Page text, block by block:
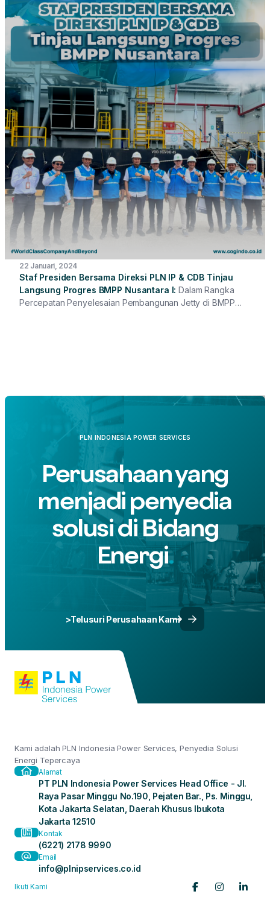
serikat pekerja dari berbagai unit di seluruh Indonesia.
Kehadiran Direksi yang turut mengenakan seragam serikat
pekerja menjadi simbol nyata sinergi, kebersamaan, dan
keterbukaan manajemen bersama seluruh pegawai.
22 Januari, 2024
Staf Presiden Bersama Direksi PLN IP & CDB Tinjau
Langsung Progres BMPP Nusantara I Dalam Rangka
Percepatan Penyelesaian Pembangunan Jetty di BMPP
PLN INDONESIA POWER SERVICES
Perusahaan yang
menjadi penyedia
solusi di Bidang
Energi
>Telusuri Perusahaan Kami
Kami adalah PLN Indonesia Power Services, Penyedia Solusi
Energi Tepercaya
Alamat
PT PLN Indonesia Power Services Head Office - Jl.
Raya Pasar Minggu No.190, Pejaten Bar., Ps. Minggu,
Kota Jakarta Selatan, Daerah Khusus Ibukota
Jakarta 12510
Kontak
(6221) 2178 9990
Email
info@plnipservices.co.id
Ikuti Kami